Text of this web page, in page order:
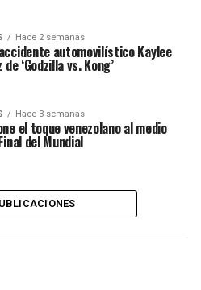
Hace 2 semanas
automovilístico Kaylee
‘Godzilla vs. Kong’
Hace 3 semanas
el toque venezolano al medio
del Mundial